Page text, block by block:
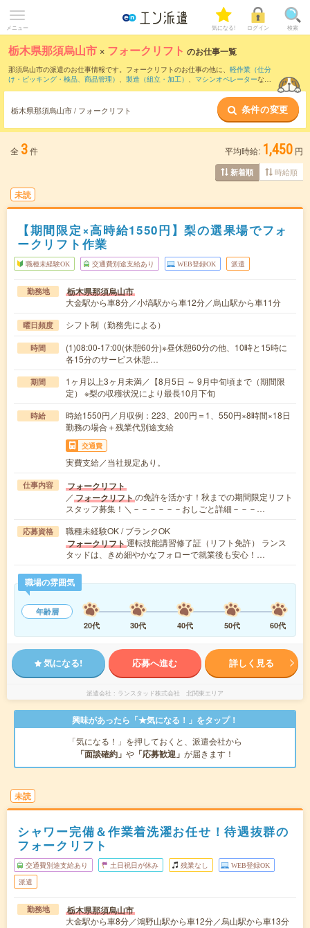
メニュー 気になる! ログイン 検索
栃木県那須烏山市 × フォークリフト のお仕事一覧
那須烏山市の派遣のお仕事情報です。フォークリフトのお仕事の他に、 軽作業（仕分
け・ピッキング・検品、商品管理） 、 製造（組立・加工） 、 マシンオペレーターなど
フォークリフトのお仕事とは？とは？
栃木県那須烏山市 / フォークリフト 条件の変更
全 3件 平均時給: 1,450 円
新着順 時給順
未読
【期間限定×高時給1550円】梨の選果場でフォ
ークリフト作業
職種未経験OK 交通費別途支給あり WEB登録OK 派遣
勤務地 栃木県那須烏山市
大金駅から車8分／小塙駅から車12分／烏山駅から車11分
曜日頻度 シフト制（勤務先による）
時間
(1)08:00-17:00(休憩60分)※昼休憩60分の他、10時と15時に
各15分のサービス休憩…
期間
1ヶ月以上3ヶ月未満／【8月5日 ～ 9月中旬頃まで（期間限
定） ※梨の収穫状況により最長10月下旬
時給
時給1550円／月収例：223、200円＝1、550円×8時間×18日
勤務の場合＋残業代別途支給
交通費
実費支給／当社規定あり。
仕事内容 フォークリフト
／ フォークリフトの免許を活かす！秋までの期間限定リフト
スタッフ募集！＼－－－－－－おしごと詳細－－－…
応募資格 職種未経験OK / ブランクOK
フォークリフト運転技能講習修了証（リフト免許） ランス
タッドは、きめ細やかなフォローで就業後も安心！…
職場の雰囲気
年齢層
20代
30代 40代 50代 60代
気になる! 応募へ進む 詳しく見る
派遣会社 ランスタッド株式会社 北関東エリア
興味があったら「★気になる！」をタップ！
「気になる！」を押しておくと、派遣会社から
「面談確約」 や 「応募歓迎」 が届きます！
未読
シャワー完備＆作業着洗濯お任せ！待遇抜群の
フォークリフト
交通費別途支給あり 土日祝日が休み 残業なし WEB登録OK
派遣
勤務地 栃木県那須烏山市
大金駅から車8分／鴻野山駅から車12分／烏山駅から車13分